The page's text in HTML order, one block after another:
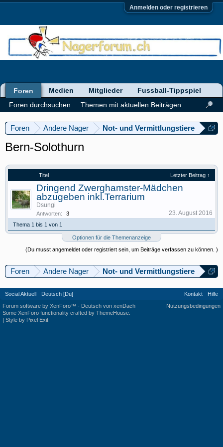
Anmelden oder registrieren
Foren Andere Nager Not- und Vermittlungstiere
Bern-Solothurn
Titel Letzter Beitrag ↑
Dringend Zwerghamster-Mädchen
abzugeben inkl.Terrarium
Dsungi
Antworten: 3 23. August 2016
Thema 1 bis 1 von 1
Optionen für die Themenanzeige
(Du musst angemeldet oder registriert sein, um Beiträge verfassen zu können. )
Foren Andere Nager Not- und Vermittlungstiere
Foren
Foren durchsuchen
Themen mit aktuellen Beiträgen
Medien Mitglieder Fussball-Tippspiel
Social Aktuell Deutsch [Du] Kontakt
Hilfe
Nutzungsbedingungen
Forum software by XenForo™ - Deutsch von xenDach
Some XenForo functionality crafted by ThemeHouse
| Style by Pixel Exit